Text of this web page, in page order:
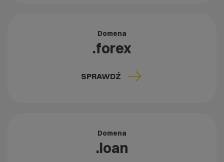
Domena
.forex
SPRAWDŹ
Domena
.loan